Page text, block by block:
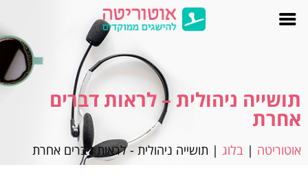
תושייה ניהולית – לראות דברים
אחרת
אוטוריטה | בלוג | תושייה ניהולית - לראות דברים אחרת